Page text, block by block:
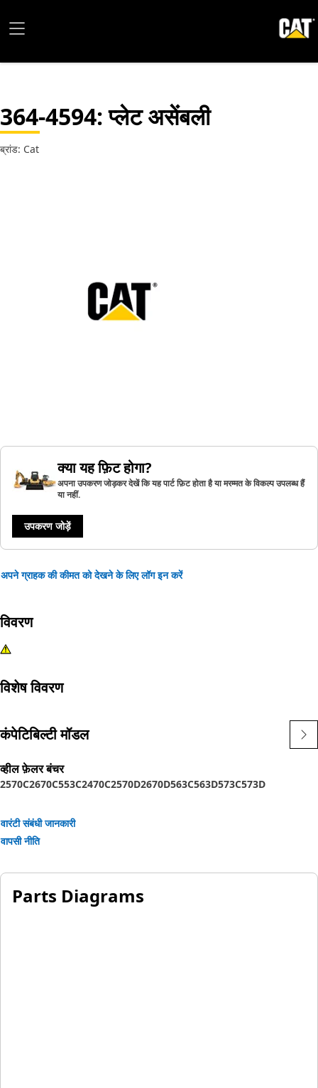
364-4594: प्लेट असेंबली
ब्रांड: Cat
क्या यह फ़िट होगा?
अपना उपकरण जोड़कर देखें कि यह पार्ट फ़िट होता है या मरम्मत के विकल्प उपलब्ध हैं
या नहीं.
उपकरण जोड़ें
अपने ग्राहक की कीमत को देखने के लिए लॉग इन करें
विवरण
विशेष विवरण
कंपेटिबिल्टी मॉडल
व्हील फ़ेलर बंचर
2570C2670C553C2470C2570D2670D563C563D573C573D
वारंटी संबंधी जानकारी
वापसी नीति
Parts Diagrams